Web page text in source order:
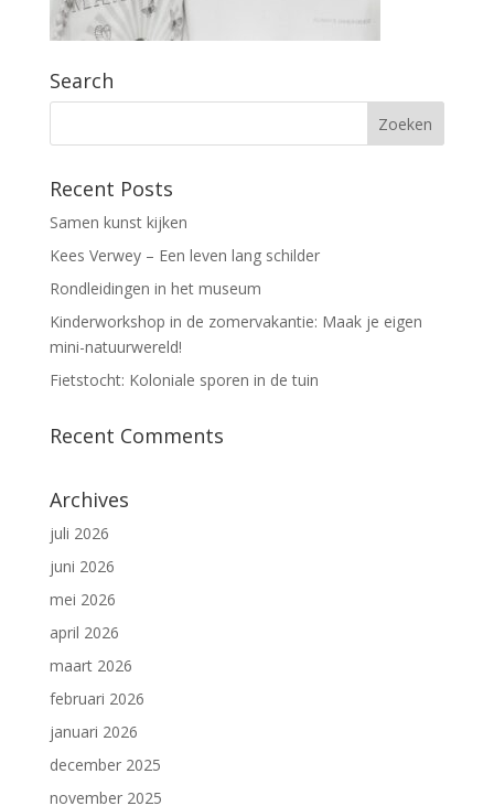
Search
Recent Posts
Samen kunst kijken
Kees Verwey – Een leven lang schilder
Rondleidingen in het museum
Kinderworkshop in de zomervakantie: Maak je eigen
mini-natuurwereld!
Fietstocht: Koloniale sporen in de tuin
Recent Comments
Archives
juli 2026
juni 2026
mei 2026
april 2026
maart 2026
februari 2026
januari 2026
december 2025
november 2025